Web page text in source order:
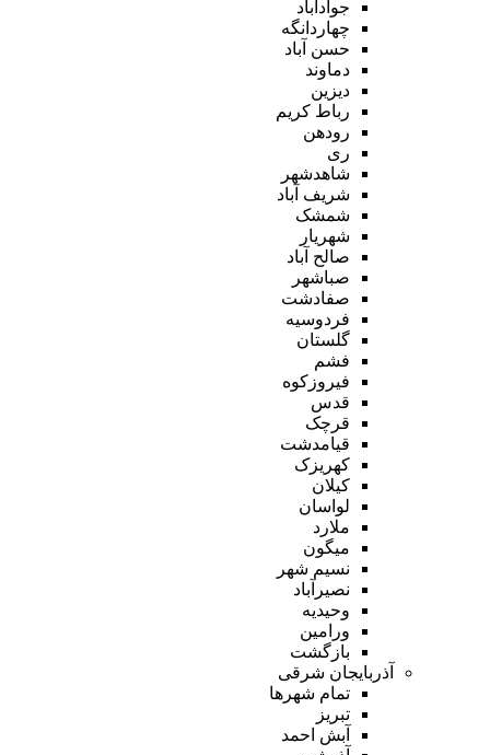
جوادآباد
چهاردانگه
حسن آباد
دماوند
دیزین
رباط کریم
رودهن
ری
شاهدشهر
شریف آباد
شمشک
شهریار
صالح آباد
صباشهر
صفادشت
فردوسیه
گلستان
فشم
فیروزکوه
قدس
قرچک
قیامدشت
کهریزک
کیلان
لواسان
ملارد
میگون
نسیم شهر
نصیرآباد
وحیدیه
ورامین
بازگشت
آذربایجان شرقی
تمام شهر‌ها
تبریز
آبش احمد